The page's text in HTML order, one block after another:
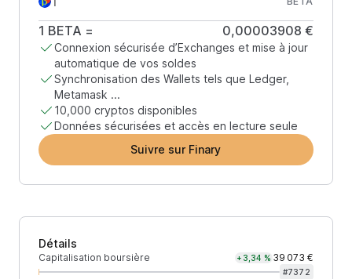
1 BETA = 0,00003908 €
Connexion sécurisée d’Exchanges et mise à jour
automatique de vos soldes
Synchronisation des Wallets tels que Ledger,
Metamask ...
10,000 cryptos disponibles
Données sécurisées et accès en lecture seule
Suivre sur Finary
Détails
Capitalisation boursière +3,34 % 39 073 €
#7372